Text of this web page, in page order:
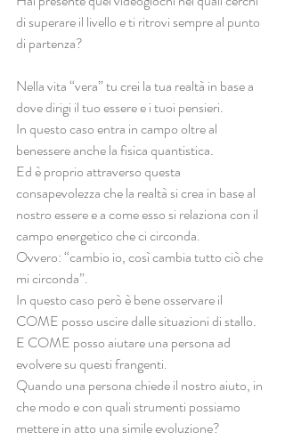
di superare il livello e ti ritrovi sempre al punto
di partenza?
Nella vita “vera” tu crei la tua realtà in base a
dove dirigi il tuo essere e i tuoi pensieri.
In questo caso entra in campo oltre al
benessere anche la fisica quantistica.
Ed è proprio attraverso questa
consapevolezza che la realtà si crea in base al
nostro essere e a come esso si relaziona con il
campo energetico che ci circonda.
Ovvero: “cambio io, così cambia tutto ciò che
mi circonda”.
In questo caso però è bene osservare il
COME posso uscire dalle situazioni di stallo.
E COME posso aiutare una persona ad
evolvere su questi frangenti.
Quando una persona chiede il nostro aiuto, in
che modo e con quali strumenti possiamo
mettere in atto una simile evoluzione?